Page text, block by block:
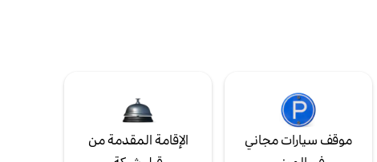
موقف سيارات مجاني
الإقامة المقدمة من